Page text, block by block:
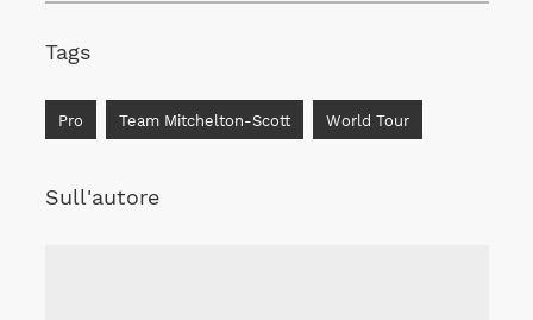
Tags
Pro Team Mitchelton-Scott World Tour
Sull'autore